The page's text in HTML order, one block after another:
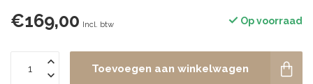
€169,00 Incl. btw Op voorraad
Toevoegen aan winkelwagen